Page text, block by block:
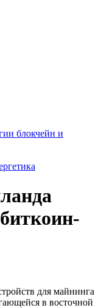
блокчейн и
для майнинга
в восточной